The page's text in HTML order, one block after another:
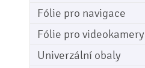
Fólie pro navigace
Fólie pro videokamery
Univerzální obaly